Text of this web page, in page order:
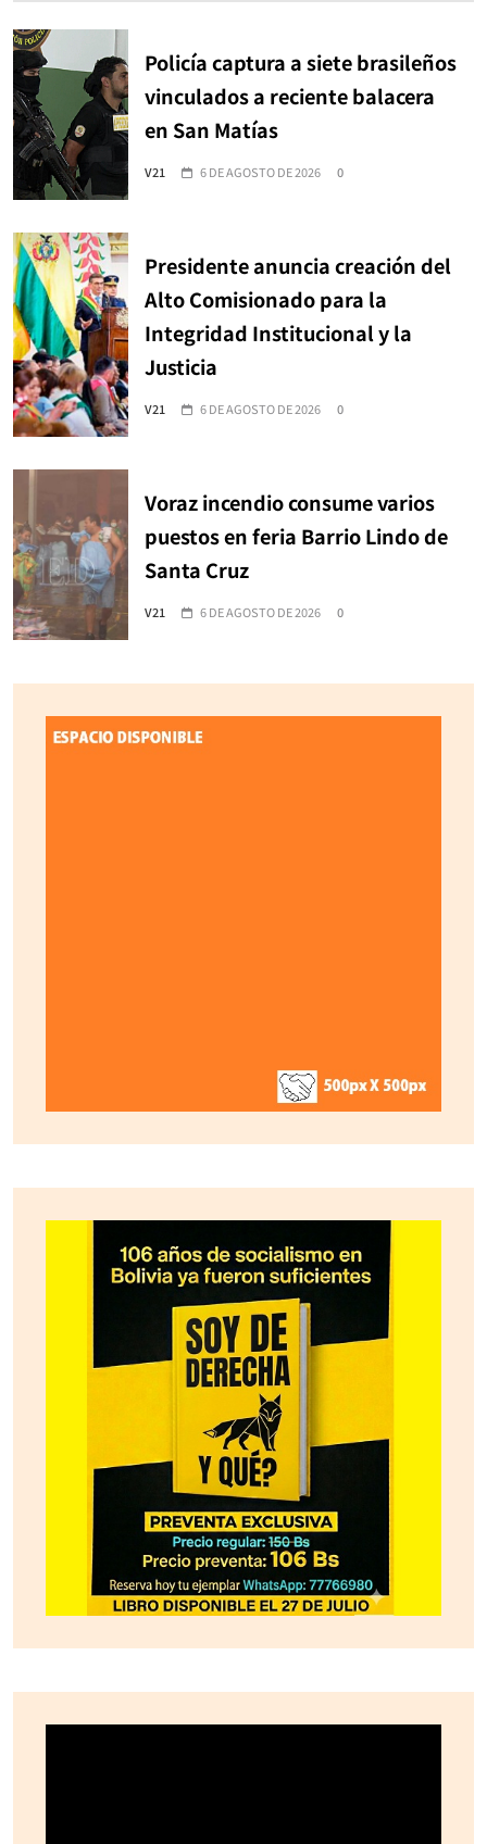
Policía captura a siete brasileños
vinculados a reciente balacera
en San Matías
V21 6 DE AGOSTO DE 2026 0
Presidente anuncia creación del
Alto Comisionado para la
Integridad Institucional y la
Justicia
V21 6 DE AGOSTO DE 2026 0
Voraz incendio consume varios
puestos en feria Barrio Lindo de
Santa Cruz
V21 6 DE AGOSTO DE 2026 0